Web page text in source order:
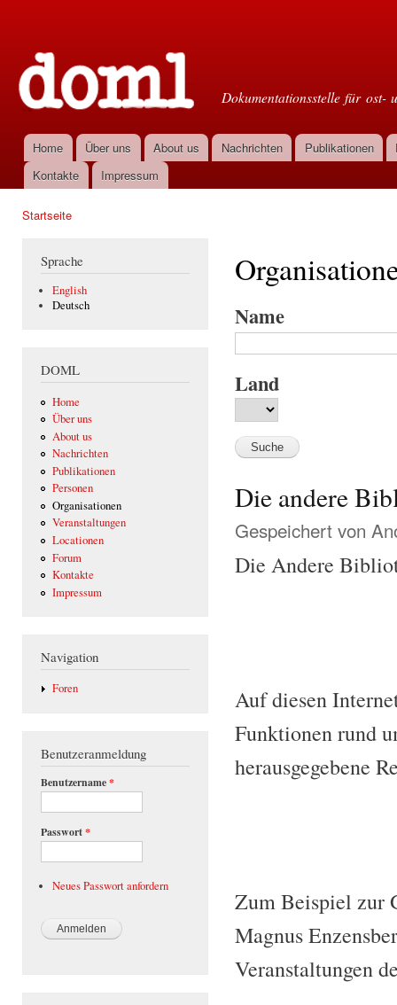
Dokumentationsstelle für ost-
Hauptmenü
Home Über uns About us Nachrichten Publikationen
Kontakte
Impressum
Startseite
Sprache
English
Deutsch
DOML
Home
Über uns
About us
Nachrichten
Publikationen
Personen
Organisationen
Veranstaltungen
Locationen
Forum
Kontakte
Impressum
Navigation
Foren
Benutzeranmeldung
Benutzername*
Passwort*
Neues Passwort anfordern
Name
Land
Die andere
Gespeichert von
Die Andere
Auf diesen
Funktionen rund
herausgegebene
Zum Beispiel zur
Magnus
Veranstaltungen